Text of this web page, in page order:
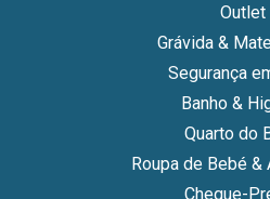
Outlet
Grávida &
Segurança
Banho &
Quarto do
Roupa de Bebé
Cheque-